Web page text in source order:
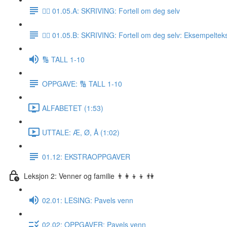
✍🏼 01.05.A: SKRIVING: Fortell om deg selv
✍🏼 01.05.B: SKRIVING: Fortell om deg selv:
🔢 TALL 1-10
OPPGAVE: 🔢 TALL 1-10
ALFABETET (1:53)
UTTALE: Æ, Ø, Å (1:02)
01.12: EKSTRAOPPGAVER
Leksjon 2: Venner og familie 👨‍👩‍👦‍👦 👫
02.01: LESING: Pavels venn
02.02: OPPGAVER: Pavels venn